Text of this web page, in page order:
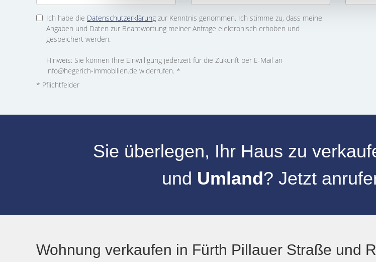
Ich habe die Datenschutzerklärung zur Kenntnis genommen. Ich stimme zu, dass meine
Angaben und Daten zur Beantwortung meiner Anfrage elektronisch erhoben und
gespeichert werden.
Hinweis: Sie können Ihre Einwilligung jederzeit für die Zukunft per E-Mail an
info@hegerich-immobilien.de widerrufen. *
* Pflichtfelder
Sie überlegen, Ihr Haus zu
und Umland? Jetzt
Wohnung verkaufen in Fürth Pillauer Straße und